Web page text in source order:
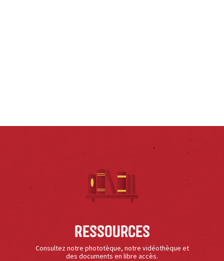
Ressources
Consultez notre phototèque, notre vidéothèque et
des documents en libre accès.